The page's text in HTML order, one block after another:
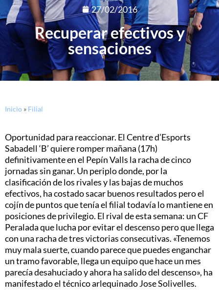
27/02/2016
Recuperar efectivos y
sensaciones
Inicio » Filial
Oportunidad para reaccionar. El Centre d’Esports
Sabadell ‘B’ quiere romper mañana (17h)
definitivamente en el Pepín Valls la racha de cinco
jornadas sin ganar. Un periplo donde, por la
clasificación de los rivales y las bajas de muchos
efectivos, ha costado sacar buenos resultados pero el
cojín de puntos que tenía el filial todavía lo mantiene en
posiciones de privilegio. El rival de esta semana: un CF
Peralada que lucha por evitar el descenso pero que llega
con una racha de tres victorias consecutivas. «Tenemos
muy mala suerte, cuando parece que puedes enganchar
un tramo favorable, llega un equipo que hace un mes
parecía desahuciado y ahora ha salido del descenso», ha
manifestado el técnico arlequinado Jose Solivelles.